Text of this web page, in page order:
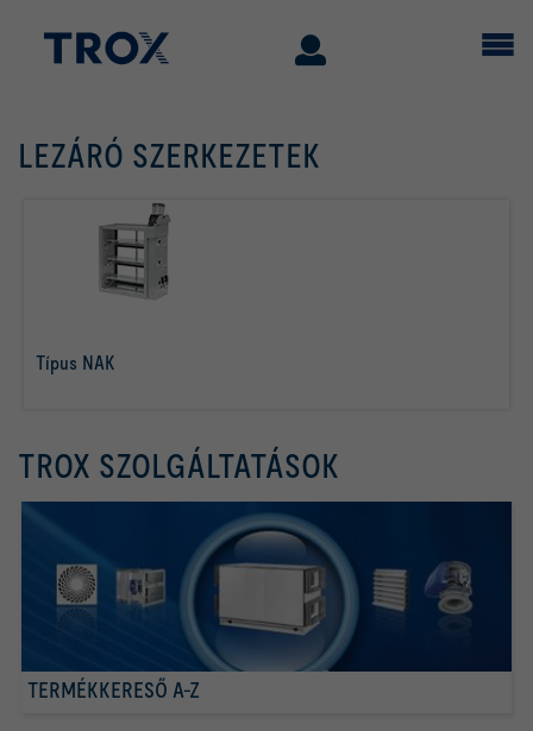
LEZÁRÓ SZERKEZETEK
Típus NAK
TROX SZOLGÁLTATÁSOK
TERMÉKKERESŐ A-Z